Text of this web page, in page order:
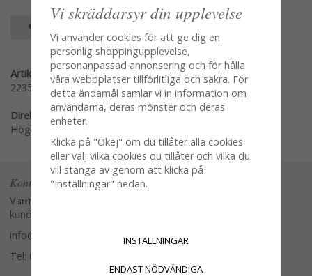
Artikelnummer:
2235
Direktlänk:
Högerklicka och kopiera adressen
Kontakta oss
Varmt välkommen att kontakta vår
kundtjänst.
info@glasverandan.se
Tel: 079-3495968
Vi skräddarsyr din upplevelse
Vi använder cookies för att ge dig en
personlig shoppingupplevelse,
personanpassad annonsering och för hålla
våra webbplatser tillförlitliga och säkra. För
detta ändamål samlar vi in information om
användarna, deras mönster och deras
enheter.
Klicka på "Okej" om du tillåter alla cookies
eller välj vilka cookies du tillåter och vilka du
vill stänga av genom att klicka på
"Inställningar" nedan.
INSTÄLLNINGAR
ENDAST NÖDVÄNDIGA